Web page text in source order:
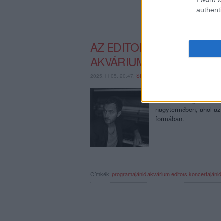
AZ EDITORS
AKVÁRIUMBAN
2025.11.05. 20:47, SRECORDER
Tom Smith egy intim
Isn’t in the Light
nagytermében, ahol
formában.
Címkék: programajánlóakvárium editors koncertajánló